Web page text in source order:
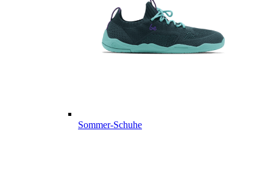
Sommer-Schuhe